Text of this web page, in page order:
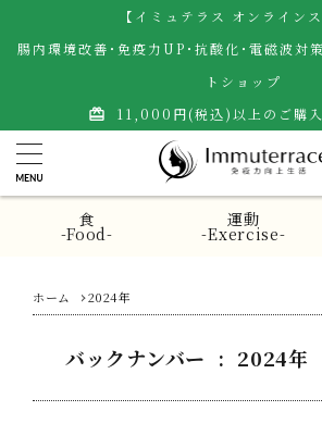
【イミュテラス オンラインス
腸内環境改善･免疫力UP･抗酸化･電磁波対
トショップ
card_giftcard 11,000円(税込)以上のご購
食
-Food-
運動
-Exercise-
ホーム 2024年
バックナンバー : 2024年